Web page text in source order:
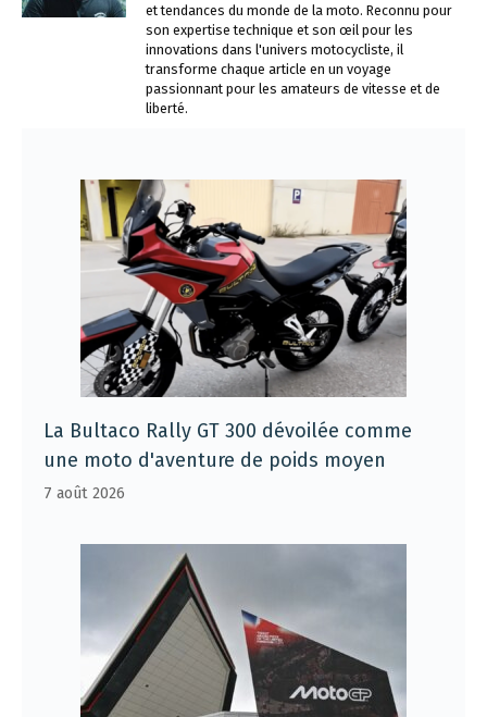
et tendances du monde de la moto. Reconnu pour
son expertise technique et son œil pour les
innovations dans l'univers motocycliste, il
transforme chaque article en un voyage
passionnant pour les amateurs de vitesse et de
liberté.
La Bultaco Rally GT 300 dévoilée comme
une moto d'aventure de poids moyen
7 août 2026